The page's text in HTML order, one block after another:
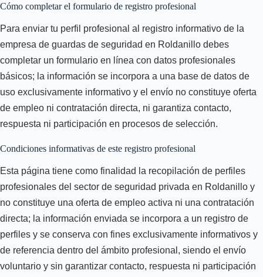
Cómo completar el formulario de registro profesional
Para enviar tu perfil profesional al registro informativo de la
empresa de guardas de seguridad en Roldanillo debes
completar un formulario en línea con datos profesionales
básicos; la información se incorpora a una base de datos de
uso exclusivamente informativo y el envío no constituye oferta
de empleo ni contratación directa, ni garantiza contacto,
respuesta ni participación en procesos de selección.
Condiciones informativas de este registro profesional
Esta página tiene como finalidad la recopilación de perfiles
profesionales del sector de seguridad privada en Roldanillo y
no constituye una oferta de empleo activa ni una contratación
directa; la información enviada se incorpora a un registro de
perfiles y se conserva con fines exclusivamente informativos y
de referencia dentro del ámbito profesional, siendo el envío
voluntario y sin garantizar contacto, respuesta ni participación